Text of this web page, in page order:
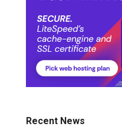
Recent News